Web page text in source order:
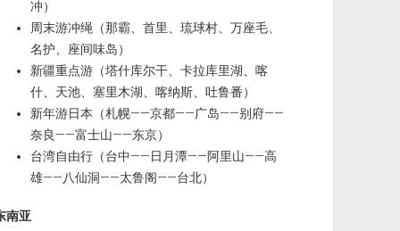
冲）
周末游冲绳（那霸、首里、琉球村、万座毛、
名护、座间味岛）
新疆重点游（塔什库尔干、卡拉库里湖、喀
什、天池、塞里木湖、喀纳斯、吐鲁番）
新年游日本（札幌——京都——广岛——别府——
奈良——富士山——东京）
台湾自由行（台中——日月潭——阿里山——高
雄——八仙洞——太鲁阁——台北）
南亚